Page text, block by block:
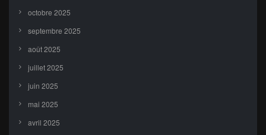
octobre 2025
septembre 2025
août 2025
juillet 2025
juin 2025
mai 2025
avril 2025